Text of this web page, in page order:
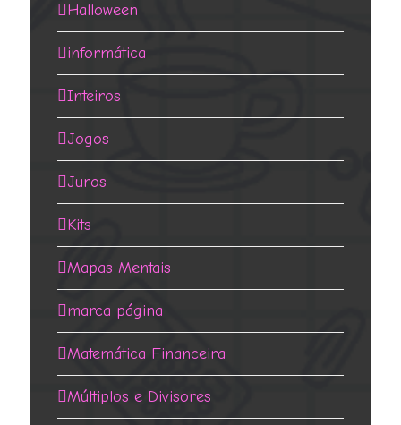
Halloween
informática
Inteiros
Jogos
Juros
Kits
Mapas Mentais
marca página
Matemática Financeira
Múltiplos e Divisores